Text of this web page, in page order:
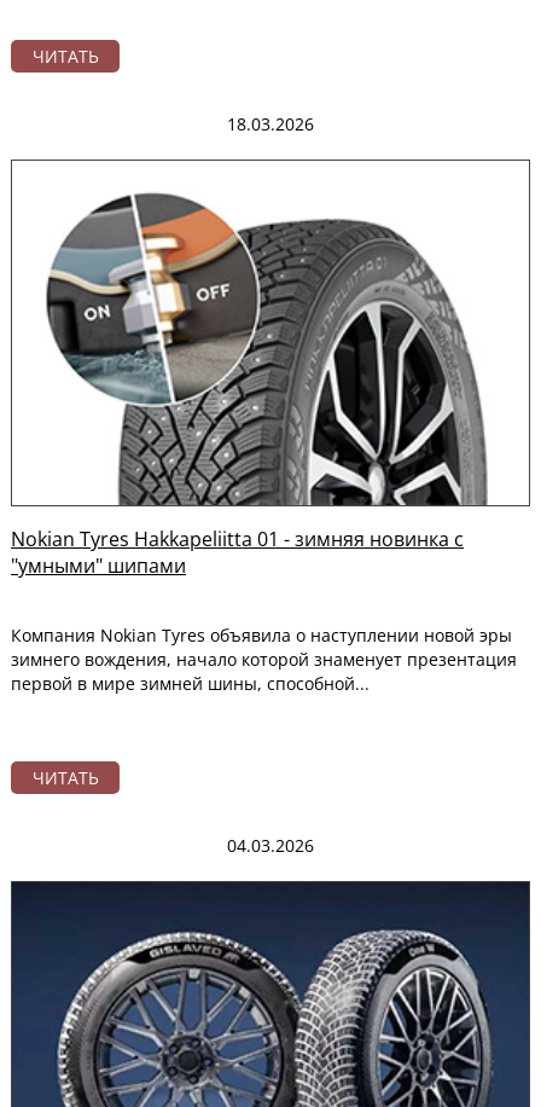
ЧИТАТЬ
18.03.2026
Nokian Tyres Hakkapeliitta 01 - зимняя новинка с
"умными" шипами
Компания Nokian Tyres объявила о наступлении новой эры
зимнего вождения, начало которой знаменует презентация
первой в мире зимней шины, способной...
ЧИТАТЬ
04.03.2026